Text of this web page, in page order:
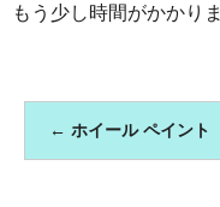
もう少し時間がかかり
← ホイール ペイント